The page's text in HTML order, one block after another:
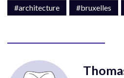
#architecture #bruxelles